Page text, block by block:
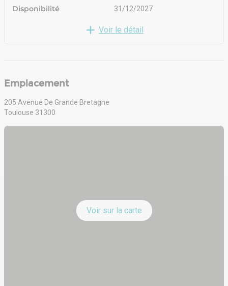
Disponibilité 31/12/2027
Voir le détail
Emplacement
205 Avenue De Grande Bretagne
Toulouse 31300
Voir sur la carte